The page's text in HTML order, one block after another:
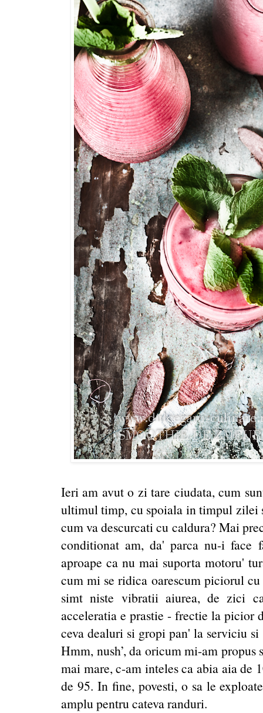
Ieri am avut o zi tare ciudata, cum
ultimul timp, cu spoiala in timpul zilei
cum va descurcati cu caldura? Mai
conditionat am, da' parca nu-i face
aproape ca nu mai suporta motoru'
cum mi se ridica oarescum piciorul
simt niste vibratii aiurea, de zici
acceleratia e prastie - frectie la picior
ceva dealuri si gropi pan' la serviciu
Hmm, nush’, da oricum mi-am
mai mare, c-am inteles ca abia aia de
de 95. In fine, povesti, o sa le
amplu pentru cateva randuri.